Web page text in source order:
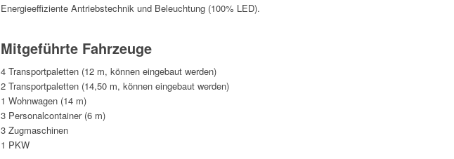
Energieeffiziente Antriebstechnik und Beleuchtung (100% LED).
Mitgeführte Fahrzeuge
4 Transportpaletten (12 m, können eingebaut werden)
2 Transportpaletten (14,50 m, können eingebaut werden)
1 Wohnwagen (14 m)
3 Personalcontainer (6 m)
3 Zugmaschinen
1 PKW